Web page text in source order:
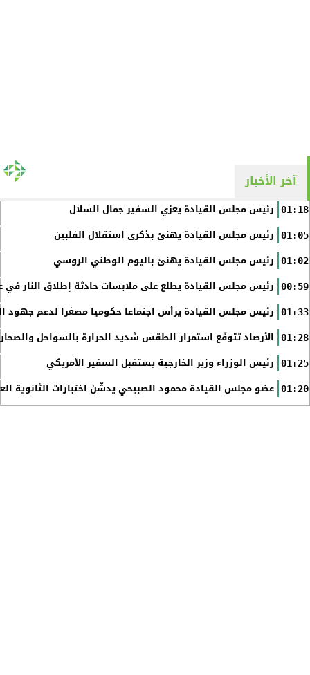
آخر الأخبار
01:18 رئيس مجلس القيادة يعزي السفير جمال السلال
01:05 رئيس مجلس القيادة يهنئ بذكرى استقلال الفلبين
01:02 رئيس مجلس القيادة يهنئ باليوم الوطني الروسي
00:59 رئيس مجلس القيادة يطلع على ملابسات حادثة إطلاق النار في
01:33 رئيس مجلس القيادة يرأس اجتماعا حكوميا مصغرا لدعم جهود
01:28 الأرصاد تتوقّع استمرار الطقس شديد الحرارة بالسواحل
01:25 رئيس الوزراء وزير الخارجية يستقبل السفير الأمريكي
01:20 عضو مجلس القيادة محمود الصبيحي يدشّن اختبارات الثانوية